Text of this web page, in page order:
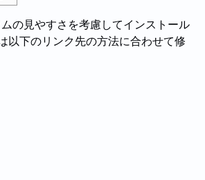
の見やすさを考慮してインストール
以下のリンク先の方法に合わせて修